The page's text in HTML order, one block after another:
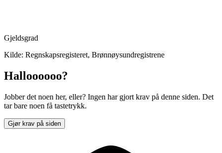
Gjeldsgrad
Kilde: Regnskapsregisteret, Brønnøysundregistrene
Halloooooo?
Jobber det noen her, eller? Ingen har gjort krav på denne siden. Det
tar bare noen få tastetrykk.
Gjør krav på siden